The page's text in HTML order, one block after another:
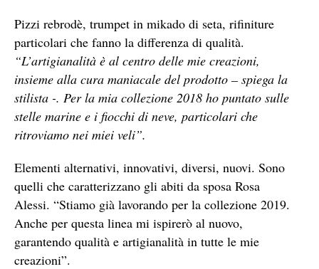
Pizzi rebrodè, trumpet in mikado di seta, rifiniture
particolari che fanno la differenza di qualità.
“L’artigianalità è al centro delle mie creazioni,
insieme alla cura maniacale del prodotto – spiega la
stilista -. Per la mia collezione 2018 ho puntato sulle
stelle marine e i fiocchi di neve, particolari che
ritroviamo nei miei veli”.
Elementi alternativi, innovativi, diversi, nuovi. Sono
quelli che caratterizzano gli abiti da sposa Rosa
Alessi. “Stiamo già lavorando per la collezione 2019.
Anche per questa linea mi ispirerò al nuovo,
garantendo qualità e artigianalità in tutte le mie
creazioni”.